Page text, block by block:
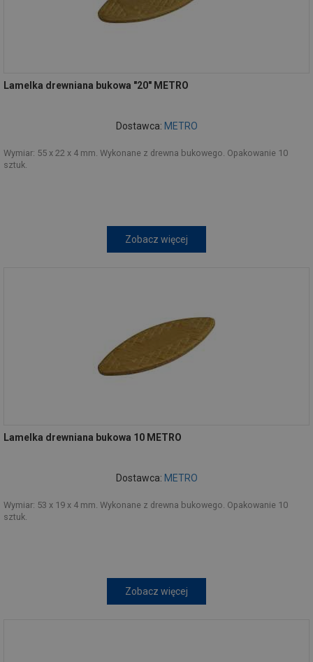
Lamelka drewniana bukowa "20" METRO
Dostawca: METRO
Wymiar: 55 x 22 x 4 mm. Wykonane z drewna bukowego. Opakowanie 10
sztuk.
Zobacz więcej
Lamelka drewniana bukowa 10 METRO
Dostawca: METRO
Wymiar: 53 x 19 x 4 mm. Wykonane z drewna bukowego. Opakowanie 10
sztuk.
Zobacz więcej